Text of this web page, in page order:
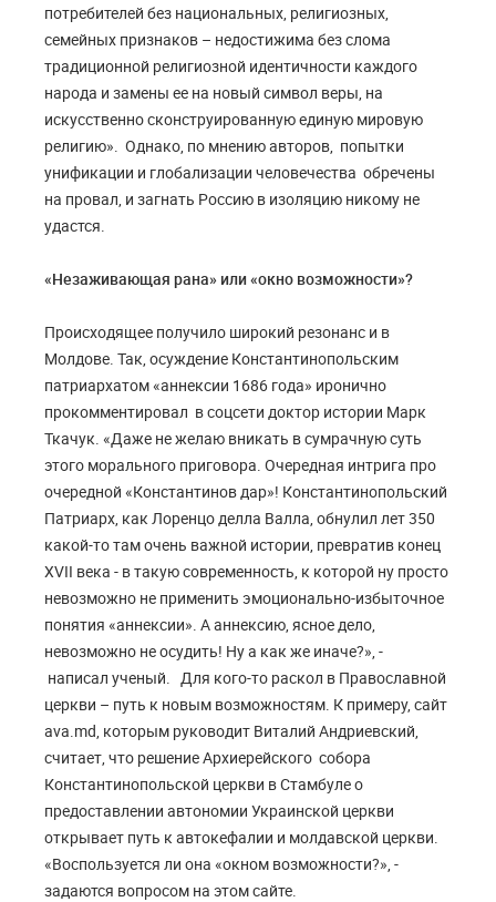
потребителей без национальных, религиозных,
семейных признаков – недостижима без слома
традиционной религиозной идентичности каждого
народа и замены ее на новый символ веры, на
искусственно сконструированную единую мировую
религию». Однако, по мнению авторов, попытки
унификации и глобализации человечества обречены
на провал, и загнать Россию в изоляцию никому не
удастся.
«Незаживающая рана» или «окно возможности»?
Происходящее получило широкий резонанс и в
Молдове. Так, осуждение Константинопольским
патриархатом «аннексии 1686 года» иронично
прокомментировал в соцсети доктор истории Марк
Ткачук. «Даже не желаю вникать в сумрачную суть
этого морального приговора. Очередная интрига про
очередной «Константинов дар»! Константинопольский
Патриарх, как Лоренцо делла Валла, обнулил лет 350
какой-то там очень важной истории, превратив конец
XVII века - в такую современность, к которой ну просто
невозможно не применить эмоционально-избыточное
понятия «аннексии». А аннексию, ясное дело,
невозможно не осудить! Ну а как же иначе?», -
написал ученый. Для кого-то раскол в Православной
церкви – путь к новым возможностям. К примеру, сайт
ava.md, которым руководит Виталий Андриевский,
считает, что решение Архиерейского собора
Константинопольской церкви в Стамбуле о
предоставлении автономии Украинской церкви
открывает путь к автокефалии и молдавской церкви.
«Воспользуется ли она «окном возможности?», -
задаются вопросом на этом сайте.